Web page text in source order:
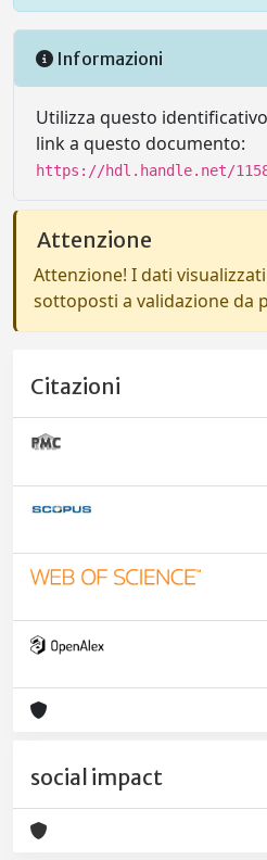
Informazioni
Utilizza questo
link a questo documento:
https://hdl.handle.net/
Attenzione
Attenzione! I dati
sottoposti a validazione da
Citazioni
social impact